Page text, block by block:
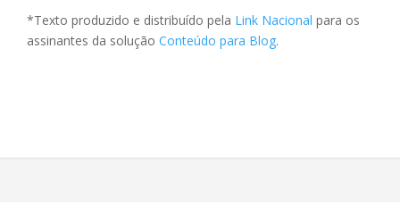
*Texto produzido e distribuído pela Link Nacional para os
assinantes da solução Conteúdo para Blog.